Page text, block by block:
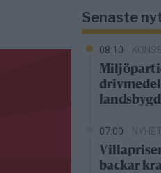
Senaste
08:10
07:00
backar